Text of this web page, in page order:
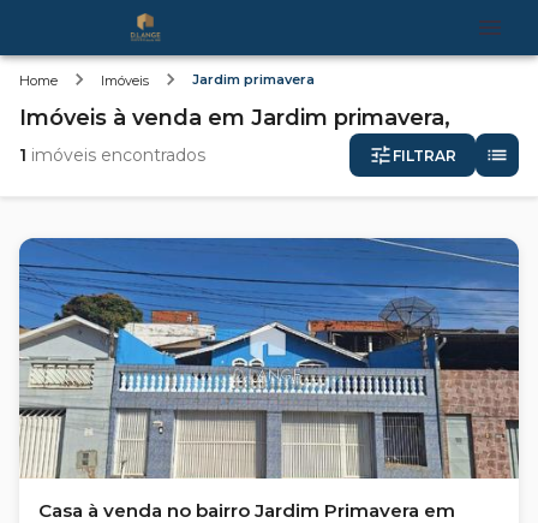
Home Imóveis Jardim primavera
Imóveis à venda em Jardim primavera,
1 imóveis encontrados FILTRAR
Casa à venda no bairro Jardim Primavera em